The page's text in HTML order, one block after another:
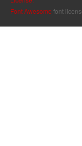
Font Awesome font